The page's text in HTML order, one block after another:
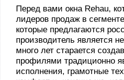
Перед вами окна Rehau,
лидеров продаж в
которые предлагаются
производитель является
много лет старается
профилями традиционно
исполнения, грамотные